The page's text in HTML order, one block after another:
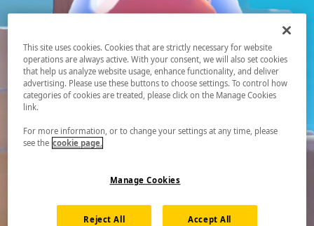
This site uses cookies. Cookies that are strictly necessary for website
operations are always active. With your consent, we will also set cookies
that help us analyze website usage, enhance functionality, and deliver
advertising. Please use these buttons to choose settings. To control how
categories of cookies are treated, please click on the Manage Cookies
link.
For more information, or to change your settings at any time, please
see the cookie page.
Manage Cookies
Reject All Accept All